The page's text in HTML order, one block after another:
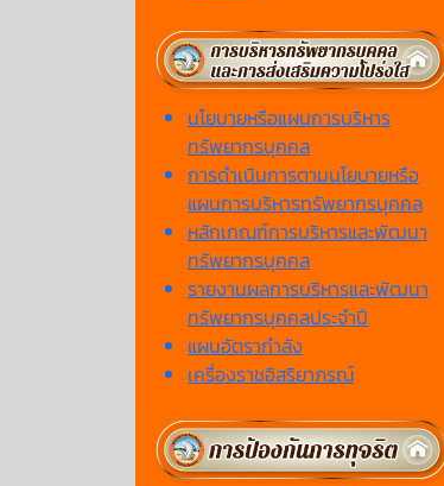
นโยบายหรือแผนการบริหาร
ทรัพยากรบุคคล
การดำเนินการตามนโยบายหรือ
แผนการบริหารทรัพยากรบุคคล
หลักเกณฑ์การบริหารและพัฒนา
ทรัพยากรบุคคล
รายงานผลการบริหารและพัฒนา
ทรัพยากรบุคคลประจำปี
แผนอัตรากำลัง
เครื่องราชอิสริยาภรณ์